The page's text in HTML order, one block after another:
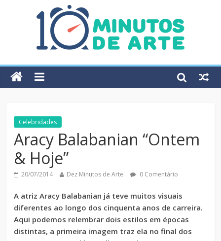
Celebridades
Aracy Balabanian “Ontem
& Hoje”
20/07/2014 Dez Minutos de Arte 0 Comentário
A atriz Aracy Balabanian já teve muitos visuais
diferentes ao longo dos cinquenta anos de carreira.
Aqui podemos relembrar dois estilos em épocas
distintas, a primeira imagem traz ela no final dos